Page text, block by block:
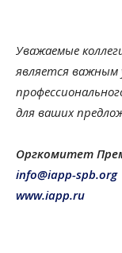
Уважаемые
является важным
для ваших
Оргкомитет
info@iapp-spb.org
www.iapp.ru